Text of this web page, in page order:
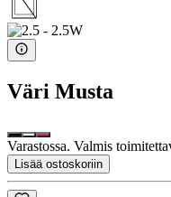
Väri Musta
Varastossa. Valmis
Lisää ostoskoriin